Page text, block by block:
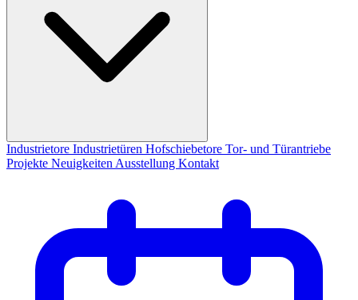
Industrietore Industrietüren Hofschiebetore Tor- und Türantriebe
Projekte Neuigkeiten Ausstellung Kontakt